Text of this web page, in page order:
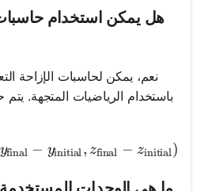
هل يمكن استخدام حاسبات
نعم، يمكن لحاسبات الإزاحة
باستخدام الرياضيات المتجهة. يتم
\Delta \mathbf{r} =
yfinal − yinitial, zfinal − zinitial)